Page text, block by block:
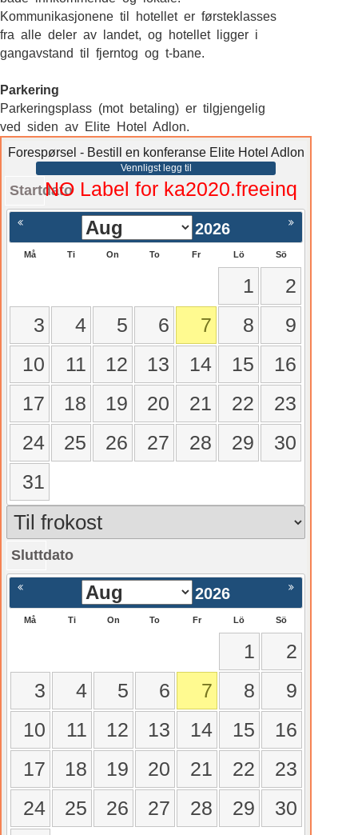
Kommunikasjonene til hotellet er førsteklasses
fra alle deler av landet, og hotellet ligger i
gangavstand til fjerntog og t-bane.
Parkering
Parkeringsplass (mot betaling) er tilgjengelig
ved siden av Elite Hotel Adlon.
Forespørsel - Bestill en konferanse Elite Hotel Adlon
Vennligst legg til
StartdatoNO Label for ka2020.freeinq
2026
Må Ti On To Fr Lö Sö
1
2
3
4 5 6 7 8
9
10
11 12 13 14 15
16
17
18 19 20 21 22
23
24
25 26 27 28 29
30
31
Sluttdato
Nästa >
2026
Må Ti On To Fr Lö Sö
1
2
3
4 5 6 7 8
9
10
11 12 13 14 15
16
17
18 19 20 21 22
23
24
25 26 27 28 29
30